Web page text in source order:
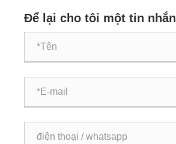
Để lại cho tôi một tin nhắn